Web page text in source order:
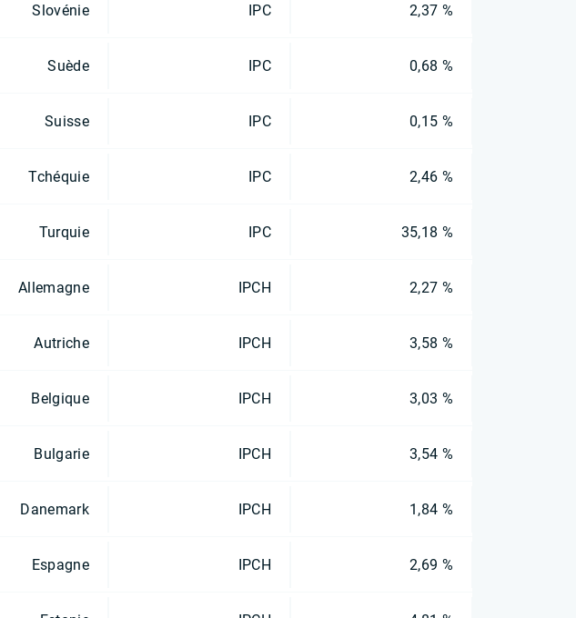
Slovénie IPC 2,37 %
Suède IPC 0,68 %
Suisse IPC 0,15 %
Tchéquie IPC 2,46 %
Turquie IPC 35,18 %
Allemagne IPCH 2,27 %
Autriche IPCH 3,58 %
Belgique IPCH 3,03 %
Bulgarie IPCH 3,54 %
Danemark IPCH 1,84 %
Espagne IPCH 2,69 %